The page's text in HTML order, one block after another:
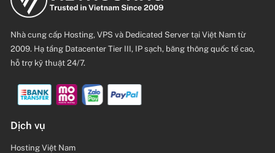
Nhà cung cấp Hosting, VPS và Dedicated Server tại Việt Nam từ
2009. Hạ tầng Datacenter Tier III, IP sạch, băng thông quốc tế cao,
hỗ trợ kỹ thuật 24/7.
Dịch vụ
Hosting Việt Nam